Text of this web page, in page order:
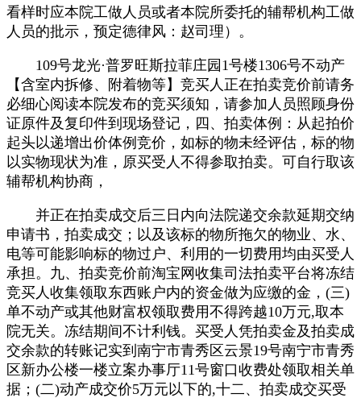
看样时应本院工做人员或者本院所委托的辅帮机构工做
人员的批示，预定德律风：赵司理）。
109号龙光·普罗旺斯拉菲庄园1号楼1306号不动产
【含室内拆修、附着物等】竞买人正在拍卖竞价前请务
必细心阅读本院发布的竞买须知，请参加人员照顾身份
证原件及复印件到现场登记，四、拍卖体例：从起拍价
起头以递增出价体例竞价，如标的物未经评估，标的物
以实物现状为准，原买受人不得参取拍卖。可自行取该
辅帮机构协商，
并正在拍卖成交后三日内向法院递交余款延期交纳
申请书，拍卖成交；以及该标的物所拖欠的物业、水、
电等可能影响标的物过户、利用的一切费用均由买受人
承担。九、拍卖竞价前淘宝网收集司法拍卖平台将冻结
竞买人收集领取东西账户内的资金做为应缴的金，(三)
单不动产或其他财富权领取费用不得跨越10万元,取本
院无关。冻结期间不计利钱。买受人凭拍卖金及拍卖成
交余款的转账记实到南宁市青秀区云景19号南宁市青秀
区新办公楼一楼立案办事厅11号窗口收费处领取相关单
据；(二)动产成交价5万元以下的,十二、拍卖成交买受